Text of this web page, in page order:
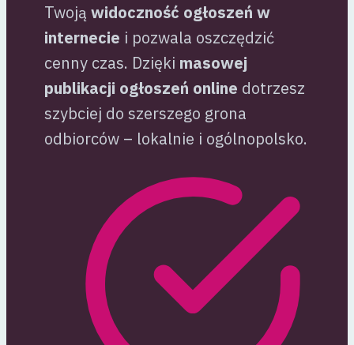
Twoją widoczność ogłoszeń w
internecie i pozwala oszczędzić
cenny czas. Dzięki masowej
publikacji ogłoszeń online dotrzesz
szybciej do szerszego grona
odbiorców – lokalnie i ogólnopolsko.